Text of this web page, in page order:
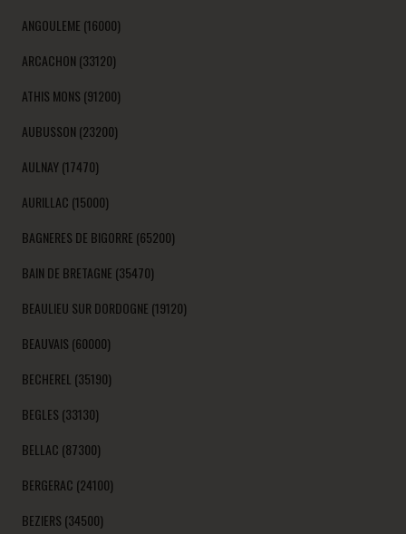
ANGOULEME (16000)
ARCACHON (33120)
ATHIS MONS (91200)
AUBUSSON (23200)
AULNAY (17470)
AURILLAC (15000)
BAGNERES DE BIGORRE (65200)
BAIN DE BRETAGNE (35470)
BEAULIEU SUR DORDOGNE (19120)
BEAUVAIS (60000)
BECHEREL (35190)
BEGLES (33130)
BELLAC (87300)
BERGERAC (24100)
BEZIERS (34500)